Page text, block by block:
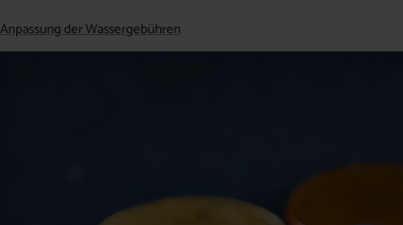
Anpassung der Wassergebühren